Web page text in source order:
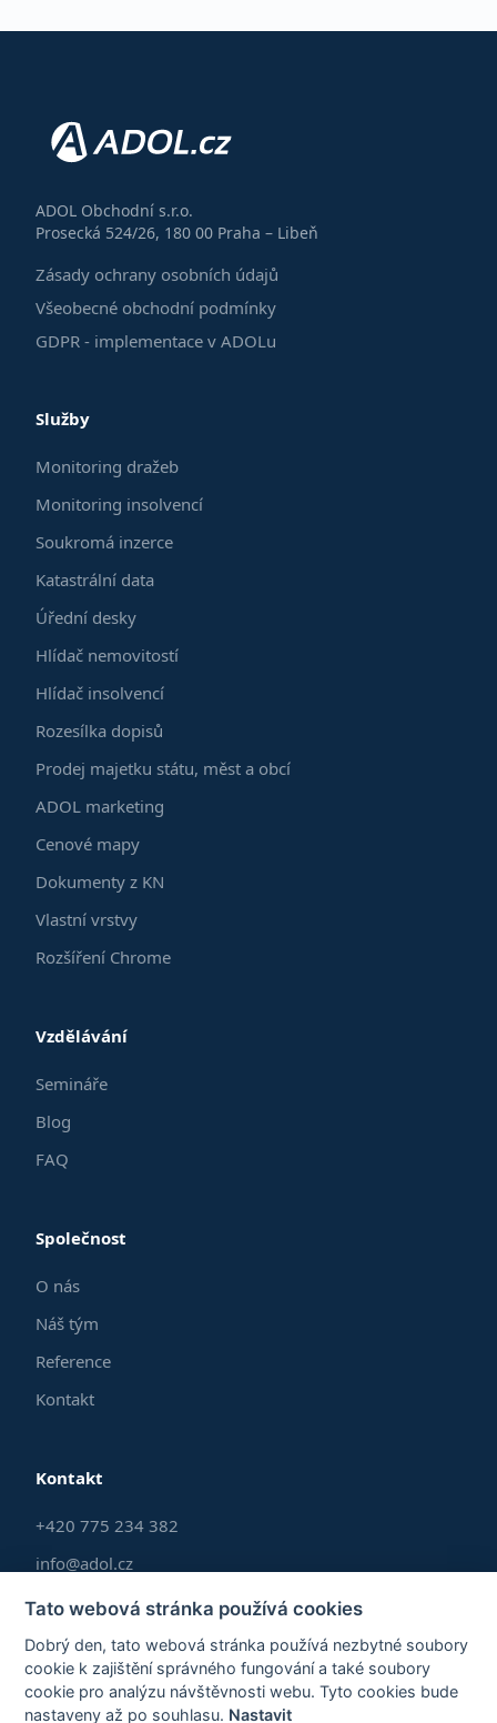
ADOL Obchodní s.r.o.
Prosecká 524/26, 180 00 Praha – Libeň
Zásady ochrany osobních údajů
Všeobecné obchodní podmínky
GDPR - implementace v ADOLu
Služby
Monitoring dražeb
Monitoring insolvencí
Soukromá inzerce
Katastrální data
Úřední desky
Hlídač nemovitostí
Hlídač insolvencí
Rozesílka dopisů
Prodej majetku státu, měst a obcí
ADOL marketing
Cenové mapy
Dokumenty z KN
Vlastní vrstvy
Rozšíření Chrome
Vzdělávání
Semináře
Blog
FAQ
Společnost
O nás
Náš tým
Reference
Kontakt
Kontakt
+420 775 234 382
info@adol.cz
Po–Pá 9:00–17:00
SLEDUJTE NÁS
YouTubeFacebookInstagram
LinkedIn
TikTok
X
Tato webová stránka používá cookies
Dobrý den, tato webová stránka používá nezbytné soubory
cookie k zajištění správného fungování a také soubory
cookie pro analýzu návštěvnosti webu. Tyto cookies bude
nastaveny až po souhlasu. Nastavit